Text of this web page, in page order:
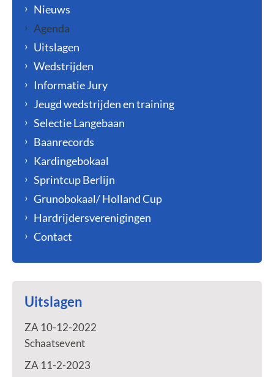
Nieuws
Agenda
Uitslagen
Wedstrijden
Informatie Jury
Jeugd wedstrijden en training
Selectie Langebaan
Baanrecords
Kardingebokaal
Sprintcup Berlijn
Grunobokaal/ Holland Cup
Hardrijdersverenigingen
Contact
Uitslagen
ZA 10-12-2022
Schaatsevent
ZA 11-2-2023